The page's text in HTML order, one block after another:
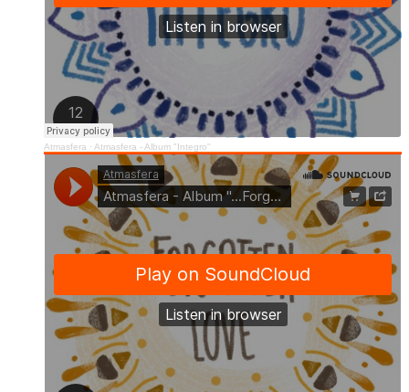
Atmasfera · Atmasfera - Album "Integro"